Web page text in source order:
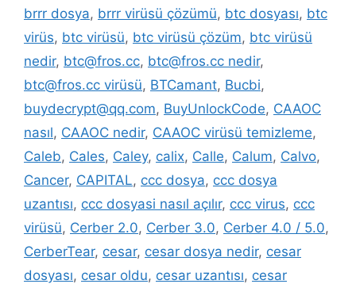
brrr dosya, brrr virüsü çözümü, btc dosyası, btc
virüs, btc virüsü, btc virüsü çözüm, btc virüsü
nedir, btc@fros.cc, btc@fros.cc nedir,
btc@fros.cc virüsü, BTCamant, Bucbi,
buydecrypt@qq.com, BuyUnlockCode, CAAOC
nasıl, CAAOC nedir, CAAOC virüsü temizleme,
Caleb, Cales, Caley, calix, Calle, Calum, Calvo,
Cancer, CAPITAL, ccc dosya, ccc dosya
uzantısı, ccc dosyasi nasıl açılır, ccc virus, ccc
virüsü, Cerber 2.0, Cerber 3.0, Cerber 4.0 / 5.0,
CerberTear, cesar, cesar dosya nedir, cesar
dosyası, cesar oldu, cesar uzantısı, cesar